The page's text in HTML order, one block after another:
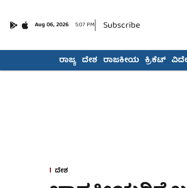
Aug 06, 2026 5:07 PM Subscribe
ರಾಜ್ಯ ದೇಶ ರಾಜಕೀಯ ಕ್ರಿಕೆಟ್
ದೇಶ